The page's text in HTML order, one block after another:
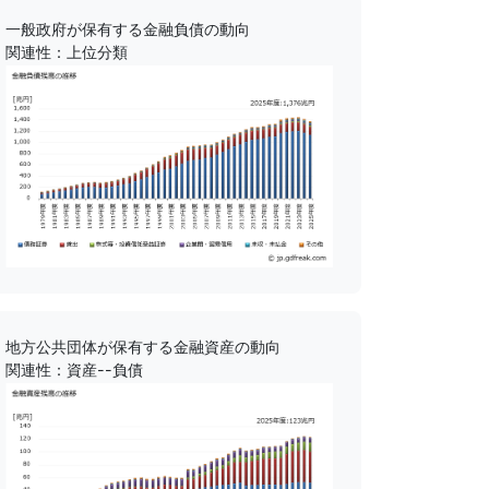
一般政府が保有する金融負債の動向
関連性：上位分類
地方公共団体が保有する金融資産の動向
関連性：資産--負債